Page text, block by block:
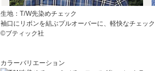
生地：T/W先染めチェック
袖口にリボンを結ぶプルオーバーに、軽快なチェッ
©ブティック社
カラーバリエーション